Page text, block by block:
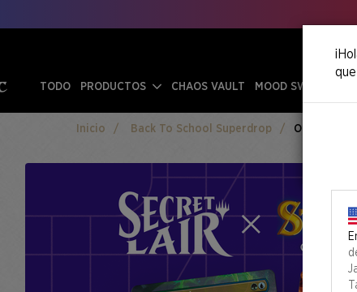
TODO PRODUCTOS CHAOS VAULT MOOD SWINGS
Inicio Back To School Superdrop Omens Of